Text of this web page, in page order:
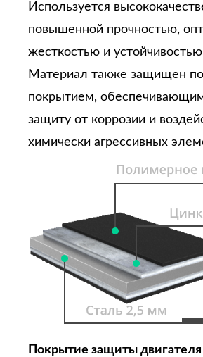
Используется
повышенной прочностью,
жесткостью и устойчивостью
Материал также защищен
покрытием,
защиту от коррозии и
химически агрессивных
Покрытие защиты двигателя